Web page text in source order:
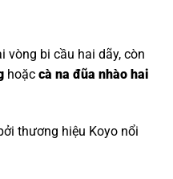
vòng bi cầu hai dãy, còn
hoặc cà na đũa nhào hai
thương hiệu Koyo nổi